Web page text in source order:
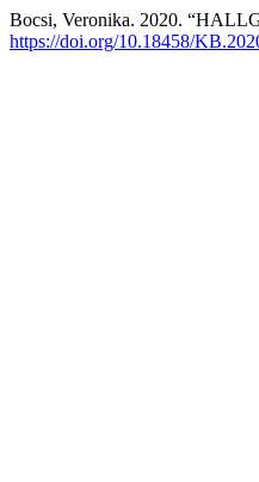
Bocsi, Veronika. 2020.
https://doi.org/10.18458/